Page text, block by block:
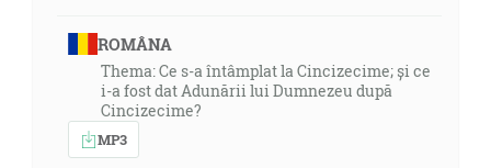
ROMÂNA
Thema: Ce s-a întâmplat la Cincizecime; și ce
i-a fost dat Adunării lui Dumnezeu după
Cincizecime?
MP3